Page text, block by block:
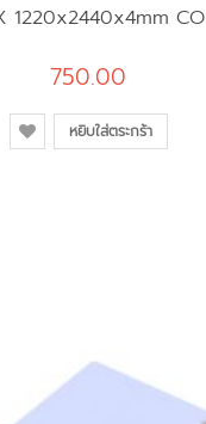
1220x2440x4mm CO
750.00
หยิบใส่ตระกร้า